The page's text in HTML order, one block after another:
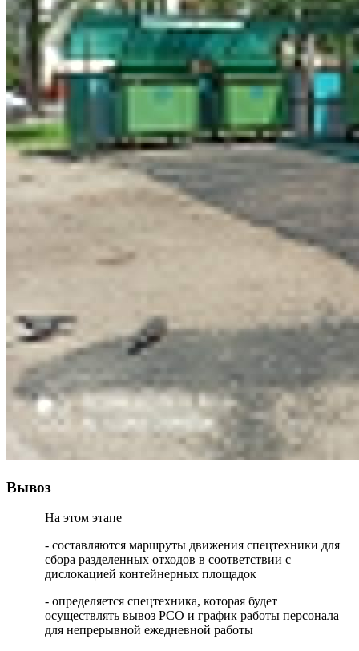
Вывоз
На этом этапе
- составляются маршруты движения спецтехники для
сбора разделенных отходов в соответствии с
дислокацией контейнерных площадок
- определяется спецтехника, которая будет
осуществлять вывоз РСО и график работы персонала
для непрерывной ежедневной работы